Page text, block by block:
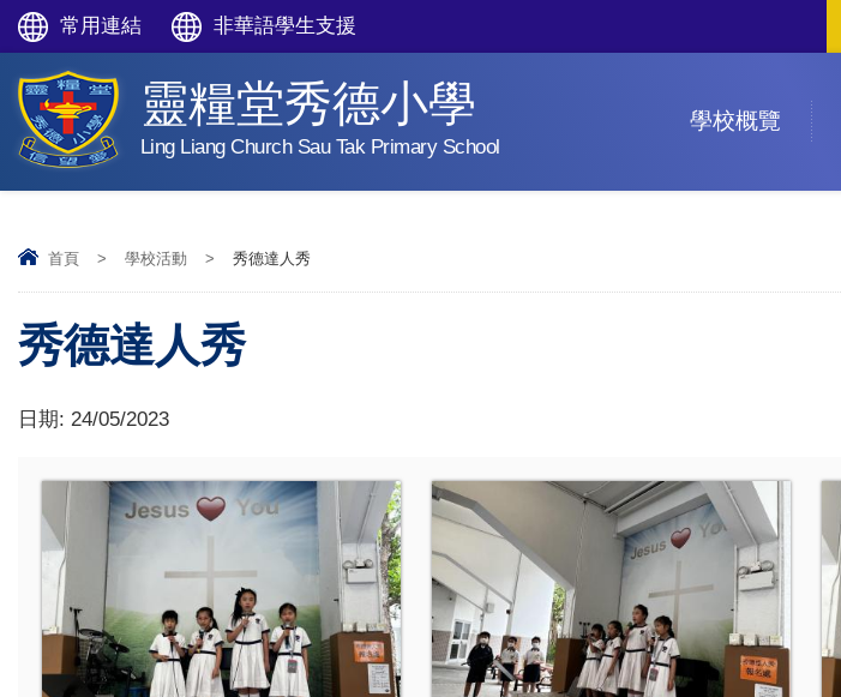
常用連結 非華語學生支援
靈糧堂秀德小學
Ling Liang Church Sau Tak Primary School
學校概覽
首頁 > 學校活動 > 秀德達人秀
秀德達人秀
日期: 24/05/2023